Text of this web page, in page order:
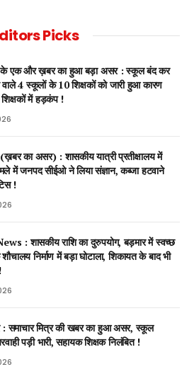
Picks
के एक और ख़बर का हुआ बड़ा असर : स्कूल बंद कर
वाले 4 स्कूलों के 10 शिक्षकों को जारी हुआ कारण
में हड़कंप !
(ख़बर का असर) : शासकीय यात्री प्रतीक्षालय में
में जनपद सीईओ ने लिया संज्ञान, कब्जा हटवाने
!
: शासकीय राशि का दुरुपयोग, बड़मार में स्वच्छ
निर्माण में बड़ा घोटाला, शिकायत के बाद भी
समाचार मित्र की खबर का हुआ असर, स्कूल
पड़ी भारी, सहायक शिक्षक निलंबित !